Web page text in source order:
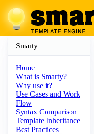
Smarty
Home
What is Smarty?
Why use it?
Use Cases and Work
Flow
Syntax Comparison
Template Inheritance
Best Practices